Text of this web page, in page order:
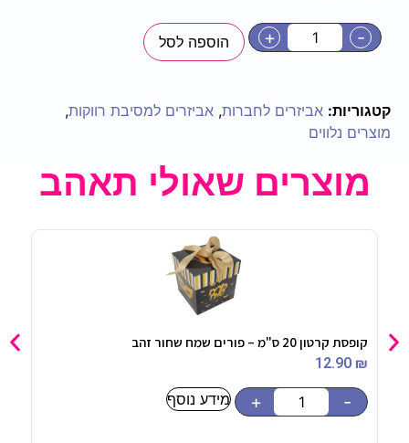
-
+ הוספה לסל
קטגוריות: אביזרים לחברות, אביזרים למסיבת רווקות,
מוצרים נלווים
מוצרים שאולי תאהב
קופסת קרטון 20 ס"מ – פורים שמח שחור זהב
12.90 ₪
-
+ מידע נוסף